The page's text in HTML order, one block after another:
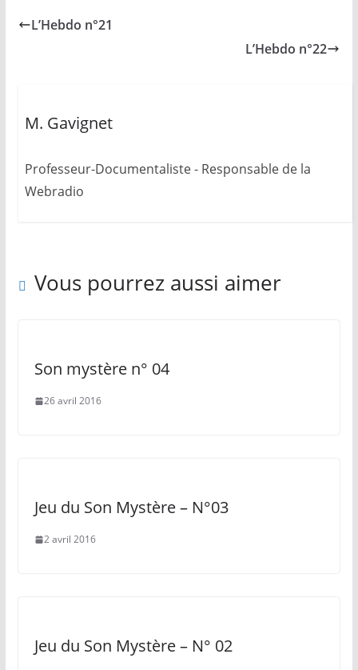
L’Hebdo n°21
L’Hebdo n°22
M. Gavignet
Professeur-Documentaliste - Responsable de la
Webradio
Vous pourrez aussi aimer
Son mystère n° 04
26 avril 2016
Jeu du Son Mystère – N°03
2 avril 2016
Jeu du Son Mystère – N° 02